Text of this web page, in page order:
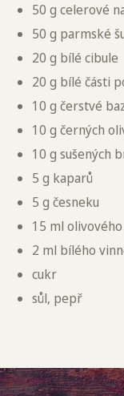
50 g celerové
50 g parmské
20 g bílé cibule
20 g bílé části
10 g čerstvé
10 g černých
10 g sušených
5 g kaparů
5 g česneku
15 ml
2 ml bílého
cukr
sůl, pepř